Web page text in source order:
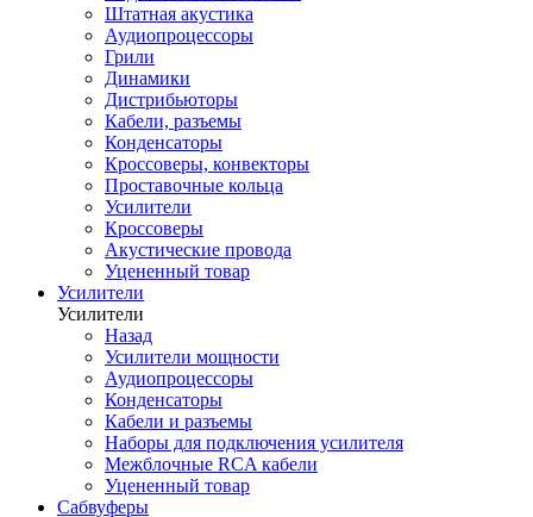
Штатная акустика
Аудиопроцессоры
Грили
Динамики
Дистрибьюторы
Кабели, разъемы
Конденсаторы
Кроссоверы, конвекторы
Проставочные кольца
Усилители
Кроссоверы
Акустические провода
Уцененный товар
Усилители
Усилители
Назад
Усилители мощности
Аудиопроцессоры
Конденсаторы
Кабели и разъемы
Наборы для подключения усилителя
Межблочные RCA кабели
Уцененный товар
Сабвуферы